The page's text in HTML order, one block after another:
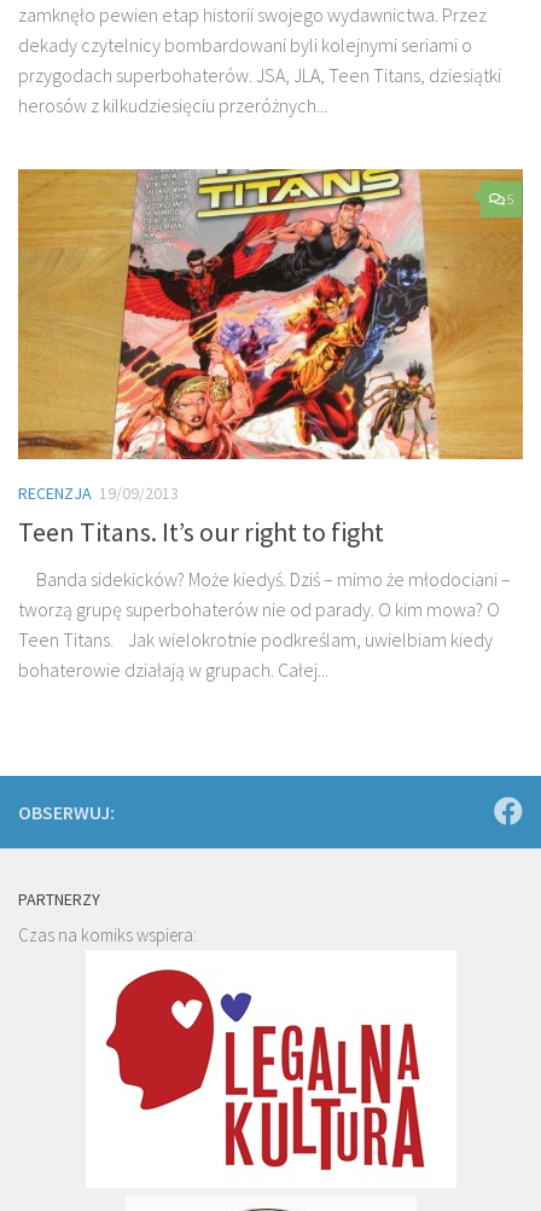
zamknęło pewien etap historii swojego wydawnictwa. Przez
dekady czytelnicy bombardowani byli kolejnymi seriami o
przygodach superbohaterów. JSA, JLA, Teen Titans, dziesiątki
herosów z kilkudziesięciu przeróżnych...
5
RECENZJA 19/09/2013
Teen Titans. It’s our right to fight
Banda sidekicków? Może kiedyś. Dziś – mimo że młodociani –
tworzą grupę superbohaterów nie od parady. O kim mowa? O
Teen Titans. Jak wielokrotnie podkreślam, uwielbiam kiedy
bohaterowie działają w grupach. Całej...
OBSERWUJ:
PARTNERZY
Czas na komiks wspiera: